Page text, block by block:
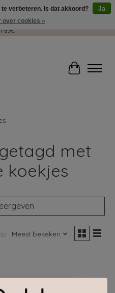
in! Duid dit zeker aan in je
65€.
met
koekjes
Meest bekeken
gevonden!
verbeteren. Is dat akkoord?
Ja
over cookies »